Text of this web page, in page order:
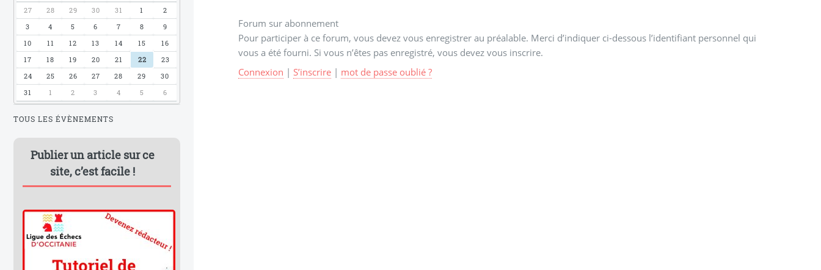
Forum sur abonnement
Pour participer à ce forum, vous devez vous enregistrer au préalable. Merci d’indiquer ci-dessous l’identifiant personnel qui
vous a été fourni. Si vous n’êtes pas enregistré, vous devez vous inscrire.
Connexion | S’inscrire | mot de passe oublié ?
27 28 29 30 31 1
2
3
4 5 6 7 8
9
10
11 12 13 14 15
16
17
18 19 20 21 22
23
24
25 26 27 28 29
30
31
1 2 3 4 5 6
TOUS LES ÉVÈNEMENTS
Publier un article sur ce
site, c’est facile !